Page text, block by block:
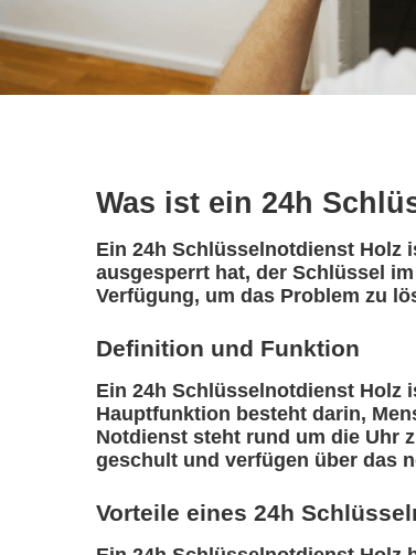
Was ist ein 24h
Ein 24h Schlüsselnotdienst Holz
ausgesperrt hat, der Schlüssel
Verfügung, um das Problem zu
Definition und Funktion
Ein 24h Schlüsselnotdienst Holz
Hauptfunktion besteht darin,
Notdienst steht rund um die Uhr
geschult und verfügen über das
Vorteile eines 24h